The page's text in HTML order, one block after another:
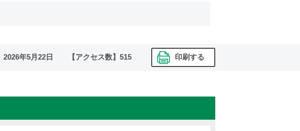
2026年5月22日 【アクセス数】 515 印刷する